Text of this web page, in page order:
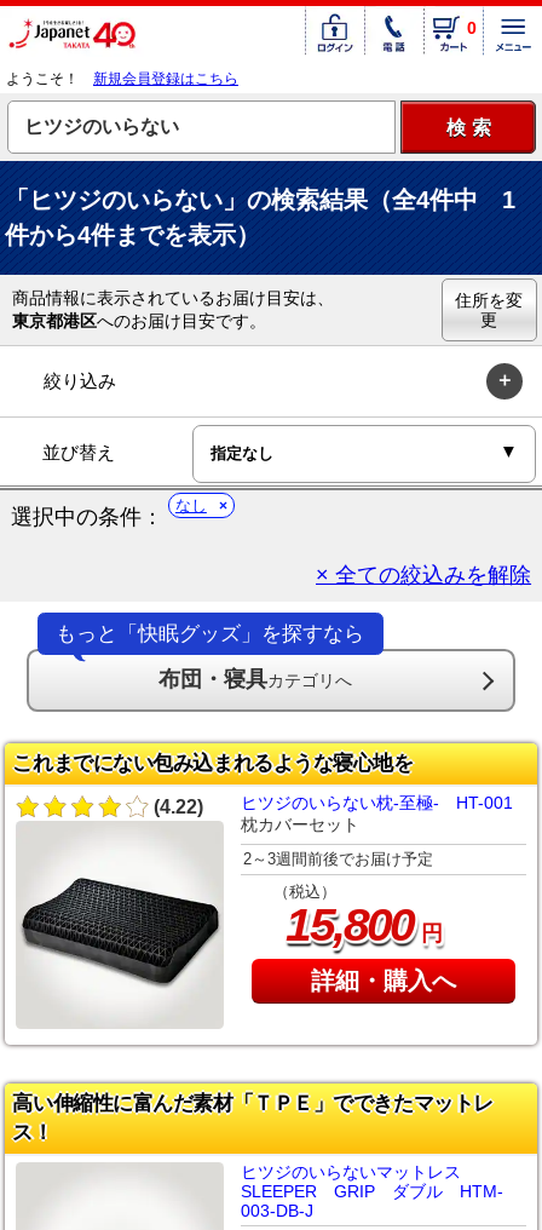
0
ようこそ！ 新規会員登録はこちら
「ヒツジのいらない」の検索結果（全4件中 1
件から4件までを表示）
商品情報に表示されているお届け目安は、
東京都港区へのお届け目安です。
住所を変
更
絞り込み
並び替え
選択中の条件： なし
× 全ての絞込みを解除
もっと「快眠グッズ」を探すなら
布団・寝具カテゴリへ
これまでにない包み込まれるような寝心地を
(4.22)
ヒツジのいらない枕-至極- HT-001
枕カバーセット
2～3週間前後でお届け予定
（税込）
15,800円
詳細・購入へ
高い伸縮性に富んだ素材「ＴＰＥ」でできたマットレ
ス！
ヒツジのいらないマットレス
SLEEPER GRIP ダブル HTM-
003-DB-J